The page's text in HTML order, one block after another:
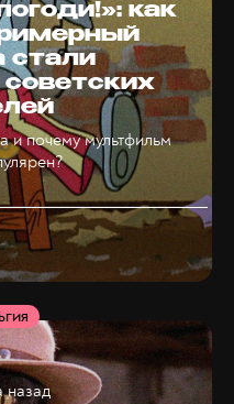
как
стали
и почему мультфильм
назад